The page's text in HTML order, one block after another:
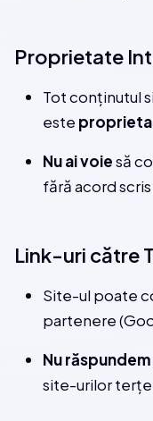
Proprietate
Tot conținutul
este
Nu ai voiesă
fără acord scris
Link-uri către
Site-ul poate
partenere
Nu răspundem
site-urilor terțe